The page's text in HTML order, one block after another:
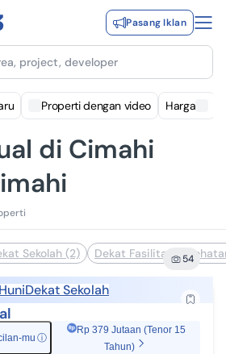
Pasang Iklan
project, developer
Properti dengan video Harga
di Cimahi
Sekolah (2) Dekat Fasilitas 54
Dekat Sekolah
mu ⓘ
Rp 379 Jutaan (Tenor 15
Tahun)